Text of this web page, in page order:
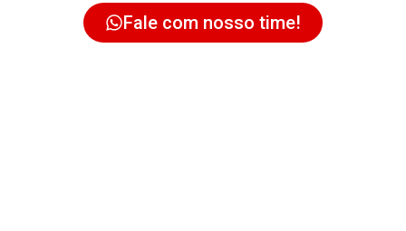
Fale com nosso time!